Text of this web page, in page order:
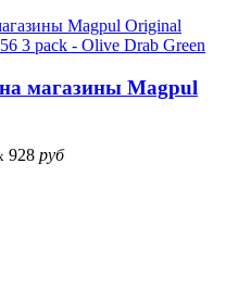
магазины Magpul
928 руб